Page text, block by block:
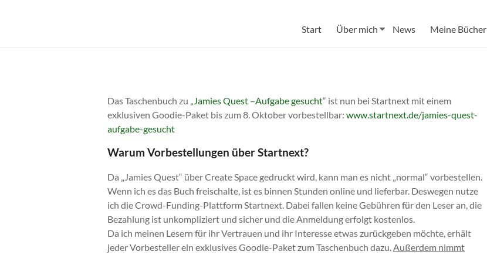
Start Über mich News Meine Bücher
Das Taschenbuch zu „Jamies Quest –Aufgabe gesucht“ ist nun bei Startnext mit einem
exklusiven Goodie-Paket bis zum 8. Oktober vorbestellbar: www.startnext.de/jamies-quest-
aufgabe-gesucht
Warum Vorbestellungen über Startnext?
Da „Jamies Quest“ über Create Space gedruckt wird, kann man es nicht „normal“ vorbestellen.
Wenn ich es das Buch freischalte, ist es binnen Stunden online und lieferbar. Deswegen nutze
ich die Crowd-Funding-Plattform Startnext. Dabei fallen keine Gebühren für den Leser an, die
Bezahlung ist unkompliziert und sicher und die Anmeldung erfolgt kostenlos.
Da ich meinen Lesern für ihr Vertrauen und ihr Interesse etwas zurückgeben möchte, erhält
jeder Vorbesteller ein exklusives Goodie-Paket zum Taschenbuch dazu.Außerdem nimmt